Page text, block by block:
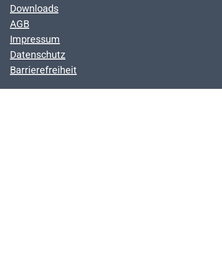
Downloads
AGB
Impressum
Datenschutz
Barrierefreiheit